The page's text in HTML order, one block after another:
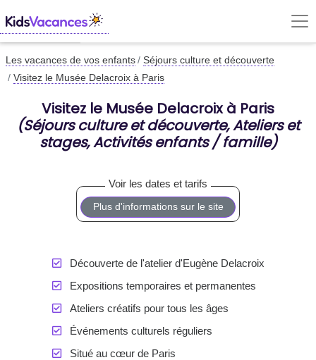
Les vacances de vos enfants
Séjours culture et découverte
Visitez le Musée Delacroix à Paris
Visitez le Musée Delacroix à Paris
(Séjours culture et découverte, Ateliers et
stages, Activités enfants / famille)
Plus d'informations sur le site
Découverte de l'atelier d'Eugène Delacroix
Expositions temporaires et permanentes
Ateliers créatifs pour tous les âges
Événements culturels réguliers
Situé au cœur de Paris